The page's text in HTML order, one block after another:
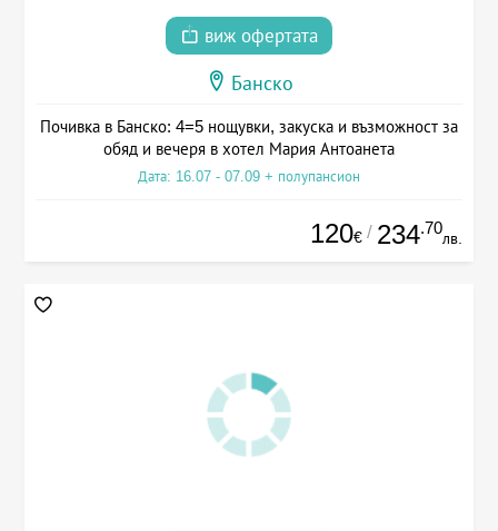
виж офертата
Банско
Почивка в Банско: 4=5 нощувки, закуска и възможност за
обяд и вечеря в хотел Мария Антоанета
Дата: 16.07 - 07.09 + полупансион
120€ / 234.70
лв.